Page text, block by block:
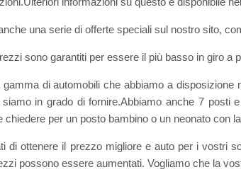
una serie di offerte speciali sul nostro sito,
sono garantiti per essere il più basso in giro a
gamma di automobili che abbiamo a
siamo in grado di fornire.Abbiamo anche 7
chiedere per un posto bambino o un neonato con
di ottenere il prezzo migliore e auto per i vostri
possono essere aumentati. Vogliamo che la